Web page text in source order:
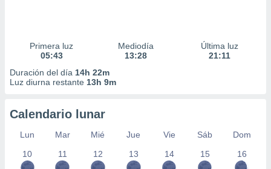
Primera luz
05:43
Mediodía
13:28
Última luz
21:11
Duración del día 14h 22m
Luz diurna restante 13h 9m
Calendario lunar
Lun Mar Mié Jue Vie Sáb
Dom
10
11 12 13 14 15 16